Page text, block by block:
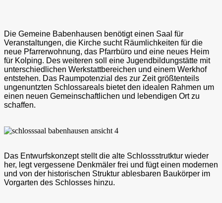
Die Gemeine Babenhausen benötigt einen Saal für
Veranstaltungen, die Kirche sucht Räumlichkeiten für die
neue Pfarrerwohnung, das Pfarrbüro und eine neues Heim
für Kolping. Des weiteren soll eine Jugendbildungstätte mit
unterschiedlichen Werkstattbereichen und einem Werkhof
entstehen. Das Raumpotenzial des zur Zeit größtenteils
ungenuntzten Schlossareals bietet den idealen Rahmen um
einen neuen Gemeinschaftlichen und lebendigen Ort zu
schaffen.
Das Entwurfskonzept stellt die alte Schlossstrutktur wieder
her, legt vergessene Denkmäler frei und fügt einen modernen
und von der historischen Struktur ablesbaren Baukörper im
Vorgarten des Schlosses hinzu.